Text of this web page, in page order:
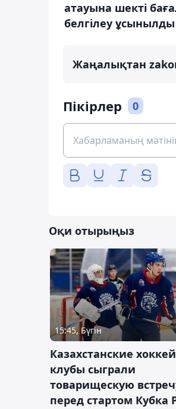
атауына шекті
белгілеу ұсынылды
Жаңалықтан
Пікірлер 0
Оқи отырыңыз
15:45, Бүгін
Казахстанские
клубы сыграли
товарищескую
перед стартом Кубка